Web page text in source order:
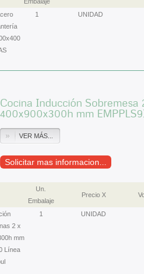
1 UNIDAD
Cocina Inducción Sobremesa
400x900x300h mm
VER MÁS...
Solicitar mas informacion...
Un.
Embalaje
Precio X
2 x
mm
Línea
1 UNIDAD